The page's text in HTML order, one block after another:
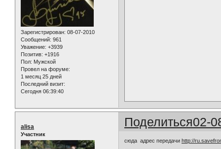
Зарегистрирован: 08-07-2010
Сообщений: 961
Уважение: +3939
Позитив: +1916
Пол: Мужской
Провел на форуме:
1 месяц 25 дней
Последний визит:
Сегодня 06:39:40
Поделиться02-
alisa
Участник
сюда адрес передачи http://